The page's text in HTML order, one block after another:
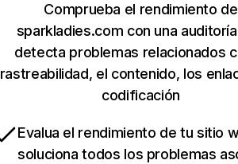
Comprueba el rendimiento de
sparkladies.com con una
detecta problemas relacionados
rastreabilidad, el contenido, los
codificación
Evalua el rendimiento de tu sitio
soluciona todos los problemas